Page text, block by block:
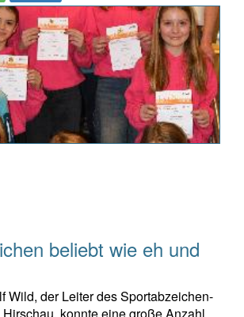
beliebt wie eh und
Wild, der Leiter des Sportabzeichen-
konnte eine große Anzahl